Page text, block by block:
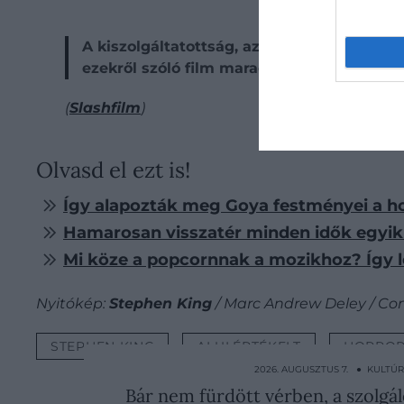
A kiszolgáltatottság, az elszigeteltség és
ezekről szóló film maradandóan
(Slashfilm)
Olvasd el ezt is!
Így alapozták meg Goya festményei a
Hamarosan visszatér minden idők
Mi köze a popcornnak a mozikhoz?
Nyitókép: Stephen King/ Marc Andrew Deley /
STEPHEN KING ALULÉRTÉKELT HORROR
2026. AUGUSZTUS 7. ●
Bár nem fürdött vérben, a